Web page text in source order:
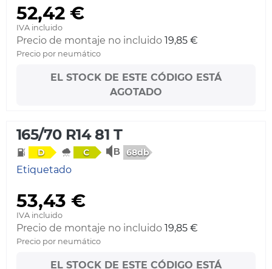
52,42 €
IVA incluido
Precio de montaje no incluido 19,85 €
Precio por neumático
EL STOCK DE ESTE CÓDIGO ESTÁ
AGOTADO
165/70 R14 81 T
D C 68db
Etiquetado
53,43 €
IVA incluido
Precio de montaje no incluido 19,85 €
Precio por neumático
EL STOCK DE ESTE CÓDIGO ESTÁ